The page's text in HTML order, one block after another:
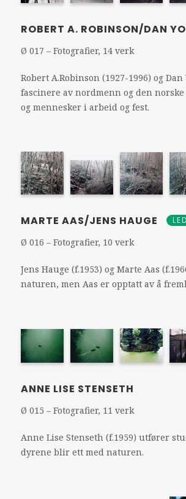
ROBERT A. ROBINSON/DAN
Ø 017 – Fotografier, 14 verk
Robert A.Robinson (1927-1996) og
fascinere av nordmenn og den
og mennesker i arbeid og fest.
MARTE AAS/JENS HAUGE
Ø 016 – Fotografier, 10 verk
Jens Hauge (f.1953) og Marte Aas
naturen, men Aas er opptatt av å
ANNE LISE STENSETH
Ø 015 – Fotografier, 11 verk
Anne Lise Stenseth (f.1959) utfører
dyrene blir ett med naturen.